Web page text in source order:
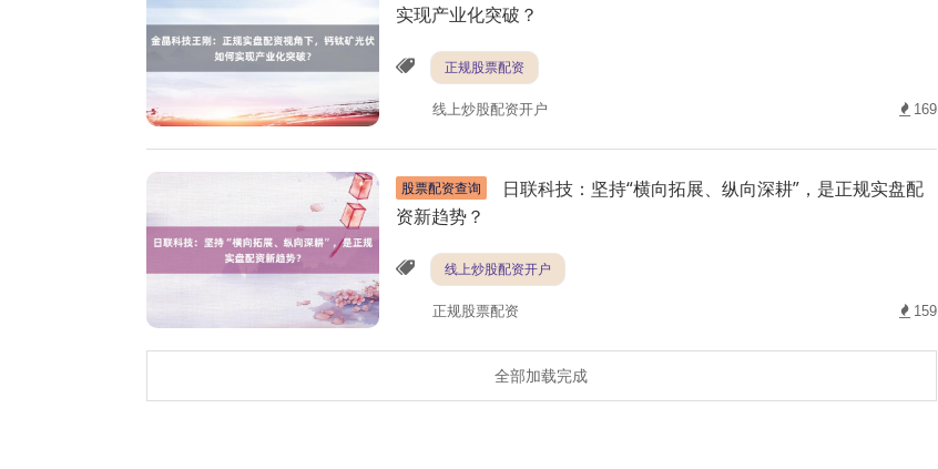
实现产业化突破？
正规股票配资
线上炒股配资开户 169
股票配资查询
日联科技：坚持“横向拓展、纵向深耕”，是正规实盘配
资新趋势？
线上炒股配资开户
正规股票配资 159
全部加载完成